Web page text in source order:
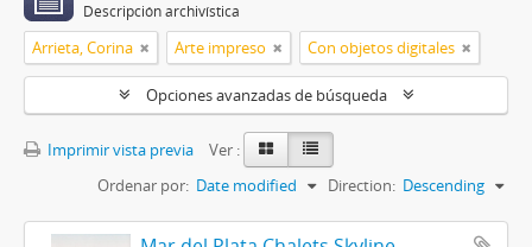
Descripción archivística
Arrieta, Corina Arte impreso Con objetos digitales
Opciones avanzadas de búsqueda
Imprimir vista previa
Ver :
Ordenar por: Date modified Direction: Descending